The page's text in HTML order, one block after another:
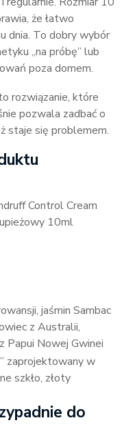
że łatwo
dnia. To dobry wybór
„na próbę” lub
poza domem.
rozwiązanie, które
pozwala zadbać o
staje się problemem.
Control Cream
10ml
jaśmin Sambac
z Australii,
Papui Nowej Gwinei
zaprojektowany w
szkło, złoty
do